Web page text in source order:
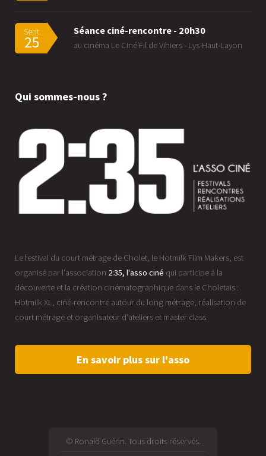
Sept.
25
Séance ciné-rencontre - 20h30
au cinéma Le Ciné'Fil de Vihiers - Lys-Haut-Layon
Qui sommes-nous ?
Le festival du court métrage de Cholet, le Hotmilk Film Makers, est
organisé par l'association 2:35, l'asso ciné qui participe à la
découverte et la création cinématographique dans le Choletais :
Hotmilk XL, ciné-rencontre autour du long métrage, réalisation de
court métrage et organisateur d'ateliers et master class.
En savoir plus sur l'asso
© Ronald Guérin. Tous droits réservés.